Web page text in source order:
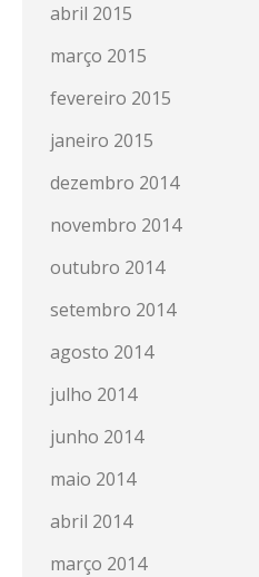
abril 2015
março 2015
fevereiro 2015
janeiro 2015
dezembro 2014
novembro 2014
outubro 2014
setembro 2014
agosto 2014
julho 2014
junho 2014
maio 2014
abril 2014
março 2014